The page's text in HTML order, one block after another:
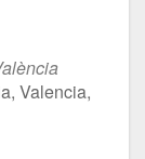
Valencia,